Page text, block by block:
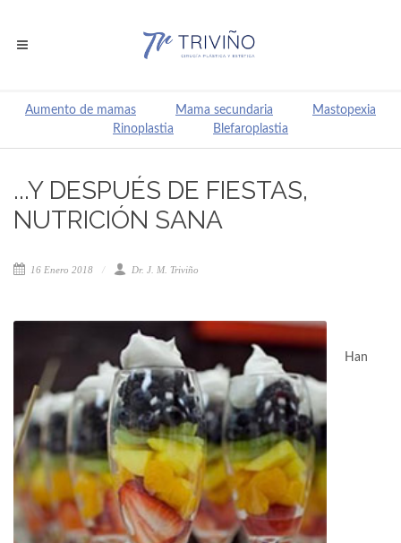
Aumento de mamas Mama secundaria
Mastopexia
Rinoplastia
Blefaroplastia
...Y DESPUÉS DE FIESTAS,
NUTRICIÓN SANA
16 Enero 2018 Dr. J. M. Triviño
Han